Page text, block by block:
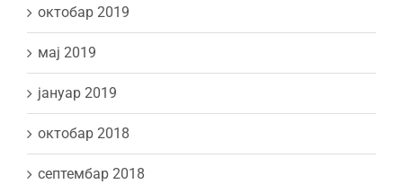
октобар 2019
мај 2019
јануар 2019
октобар 2018
септембар 2018